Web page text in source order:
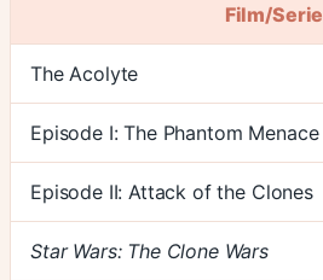
Film/Serie
The Acolyte
Episode I: The Phantom Menace
Episode II: Attack of the Clones
Star Wars: The Clone Wars